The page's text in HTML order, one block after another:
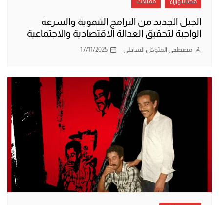
الجيل الجديد من البرامج التنموية والسرعة
الواجبة لتحقيق العدالة الاقتصادية والاجتماعية
مصطفى المتوكل الساحلي 17/11/2025